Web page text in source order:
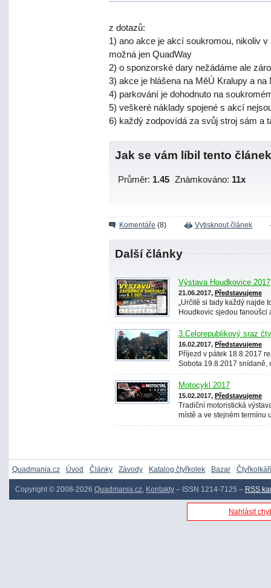
z dotazů:
1) ano akce je akcí soukromou, nikoliv
možná jen QuadWay
2) o sponzorské dary nežádáme ale
3) akce je hlášena na MěÚ Kralupy a
4) parkování je dohodnuto na
5) veškeré náklady spojené s akcí
6) každý zodpovídá za svůj stroj sám a
Jak se vám líbil tento
Průměr: 1.45 Známkováno: 11x
Komentáře (8) Vytisknout článek
Další články
Výstava Houdkovice 2017
21.06.2017, Představujeme
„Určitě si tady každý najde
Houdkovic sjedou fanoušci
3.Celorepublikový sraz
16.02.2017, Představujeme
Příjezd v pátek 18.8.2017
Sobota 19.8.2017 snídaně,
Motocykl 2017
15.02.2017, Představujeme
Tradiční motoristická
místě a ve stejném termínu
Quadmania.cz Úvod Články Závody Katalog čtyřkolek Bazar Čtyřkolkáři
Copyright © 2008-2026 Quadmania.cz, Kontakty – ISSN 1214-7125 – RSS
Nahlásit